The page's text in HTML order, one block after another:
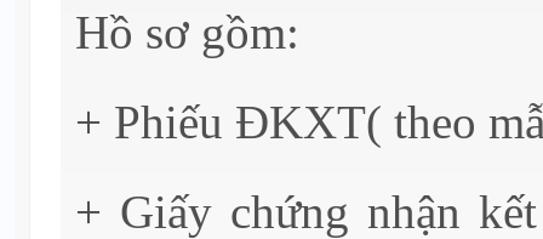
Hồ sơ gồm:
+ Phiếu ĐKXT( theo
+ Giấy chứng nhận